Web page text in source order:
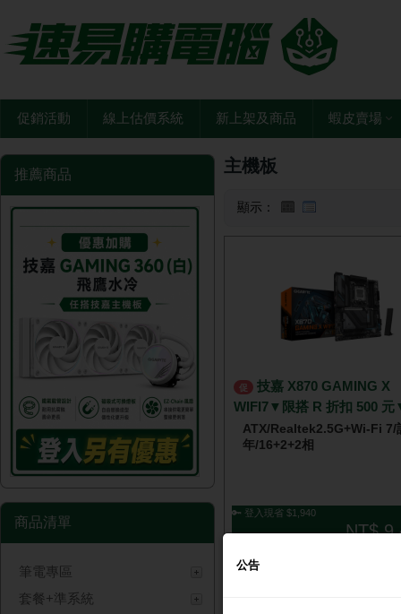
促銷活動 線上估價系統 新上架及商品 蝦皮賣場
推薦商品
商品清單
筆電專區
套餐+準系統
主機板
顯示：
促
WIFI7▼限搭 R 折扣 500
ATX/Realtek2.5G+Wi-Fi 7/
年/16+2+2相
🔑 登入現省 $1,940
NT$
公告